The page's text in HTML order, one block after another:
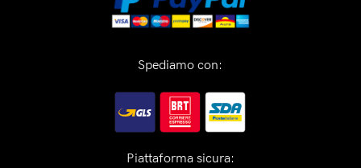
Spediamo con:
Piattaforma sicura: